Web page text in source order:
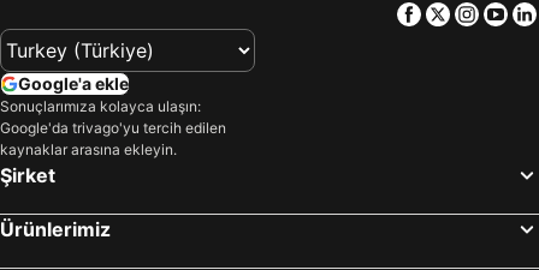
Facebook
Twitter
Google'a ekle
Sonuçlarımıza kolayca ulaşın:
Google'da trivago'yu tercih edilen
kaynaklar arasına ekleyin.
Şirket
Ürünlerimiz